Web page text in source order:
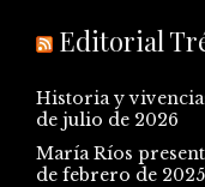
Editorial
Historia y
de julio de 2026
María Ríos
de febrero de 2025